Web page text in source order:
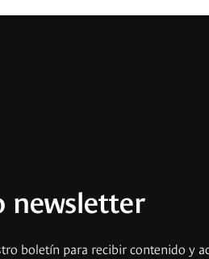
newsletter
boletín para recibir contenido y